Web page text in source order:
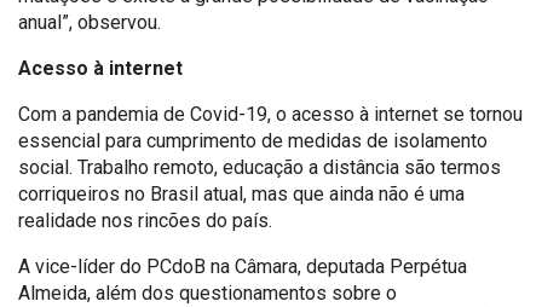
anual”, observou.
Acesso à internet
Com a pandemia de Covid-19, o acesso à internet se tornou
essencial para cumprimento de medidas de isolamento
social. Trabalho remoto, educação a distância são termos
corriqueiros no Brasil atual, mas que ainda não é uma
realidade nos rincões do país.
A vice-líder do PCdoB na Câmara, deputada Perpétua
Almeida, além dos questionamentos sobre o